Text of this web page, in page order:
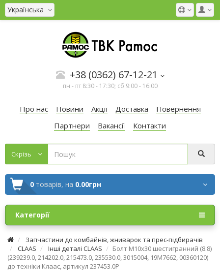
Українська
+38 (0362) 67-12-21
пн - пт 8:30 - 17:30; сб 9:00 - 16:00
Про нас Новини Акції Доставка
Повернення
Партнери
Вакансії Контакти
Cкрізь
0 товарів, на 0.00грн
Категорії
Запчастини до комбайнів, жниварок та прес-підбирачів
CLAAS
Інші деталі CLAAS
Болт М10х30 шестигранний (8.8)
(239239.0, 214202.0, 215473.0, 235530.0, 3015004, 19M7662, 00360120)
до техніки Клаас, артикул 237453.0P